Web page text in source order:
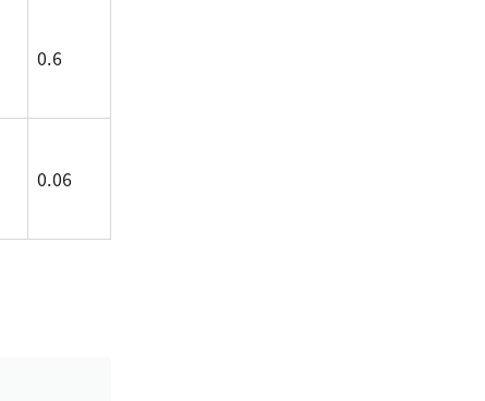
0.6
0.06